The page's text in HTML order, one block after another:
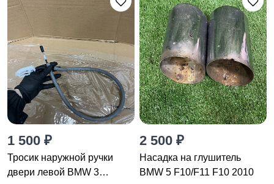
1 500 ₽
Тросик наружной ручки
двери левой BMW 3
2 500 ₽
Насадка на глушитель
BMW 5 F10/F11 F10 2010